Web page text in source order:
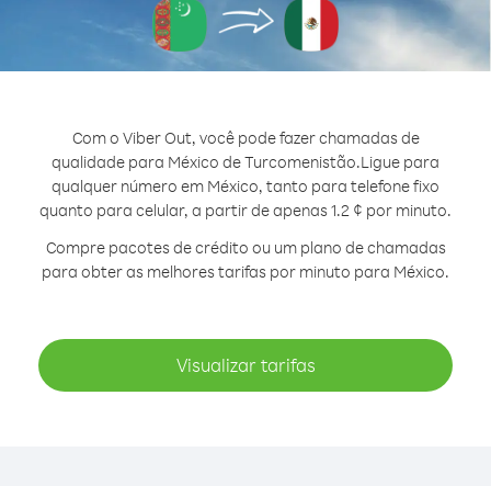
Com o Viber Out, você pode fazer chamadas de
qualidade para México de Turcomenistão.Ligue para
qualquer número em México, tanto para telefone fixo
quanto para celular, a partir de apenas 1.2 ¢ por minuto.
Compre pacotes de crédito ou um plano de chamadas
para obter as melhores tarifas por minuto para México.
Visualizar tarifas